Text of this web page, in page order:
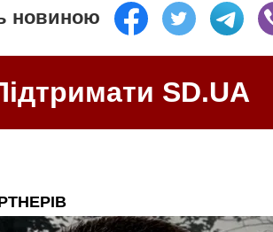
новиною
SD.UA